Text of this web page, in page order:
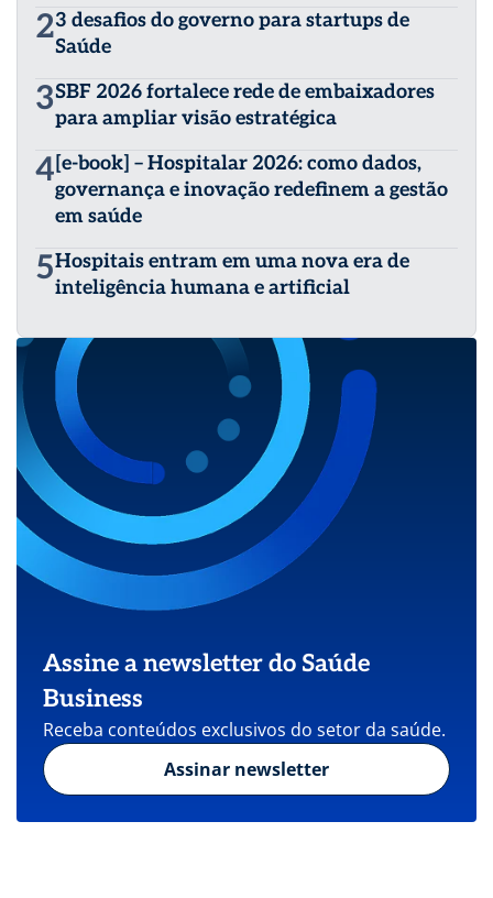
23 desafios do governo para startups de
Saúde
3SBF 2026 fortalece rede de embaixadores
para ampliar visão estratégica
4[e-book] – Hospitalar 2026: como dados,
governança e inovação redefinem a gestão
em saúde
5Hospitais entram em uma nova era de
inteligência humana e artificial
Assine a newsletter do Saúde
Business
Receba conteúdos exclusivos do setor da saúde.
Assinar newsletter